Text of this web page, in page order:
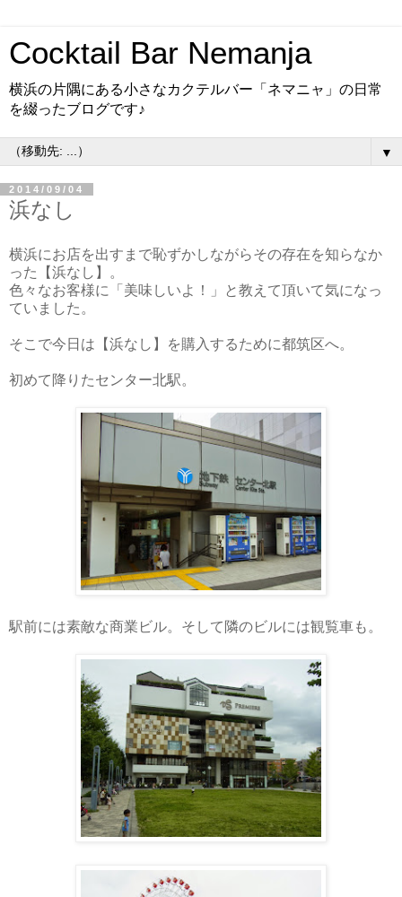
Cocktail Bar Nemanja
横浜の片隅にある小さなカクテルバー「ネマニャ」の日常
を綴ったブログです♪
▼
2014/09/04
浜なし
横浜にお店を出すまで恥ずかしながらその存在を知らなか
った【浜なし】。
色々なお客様に「美味しいよ！」と教えて頂いて気になっ
ていました。
そこで今日は【浜なし】を購入するために都筑区へ。
初めて降りたセンター北駅。
駅前には素敵な商業ビル。そして隣のビルには観覧車も。